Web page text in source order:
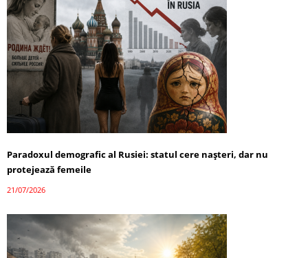
Paradoxul demografic al Rusiei: statul cere nașteri, dar nu
protejează femeile
21/07/2026